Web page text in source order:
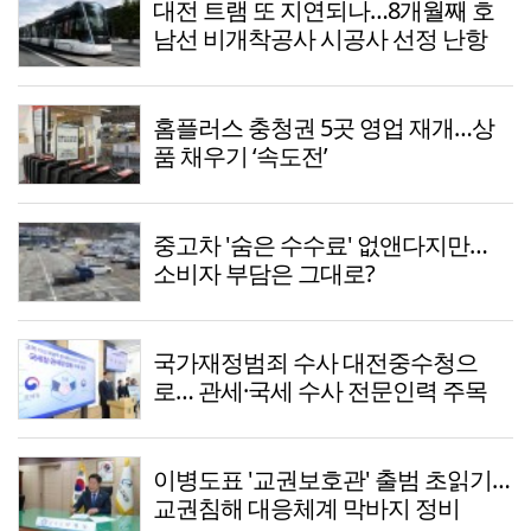
대전 트램 또 지연되나…8개월째 호
남선 비개착공사 시공사 선정 난항
홈플러스 충청권 5곳 영업 재개…상
품 채우기 ‘속도전’
중고차 '숨은 수수료' 없앤다지만…
소비자 부담은 그대로?
국가재정범죄 수사 대전중수청으
로… 관세·국세 수사 전문인력 주목
이병도표 '교권보호관' 출범 초읽기…
교권침해 대응체계 막바지 정비